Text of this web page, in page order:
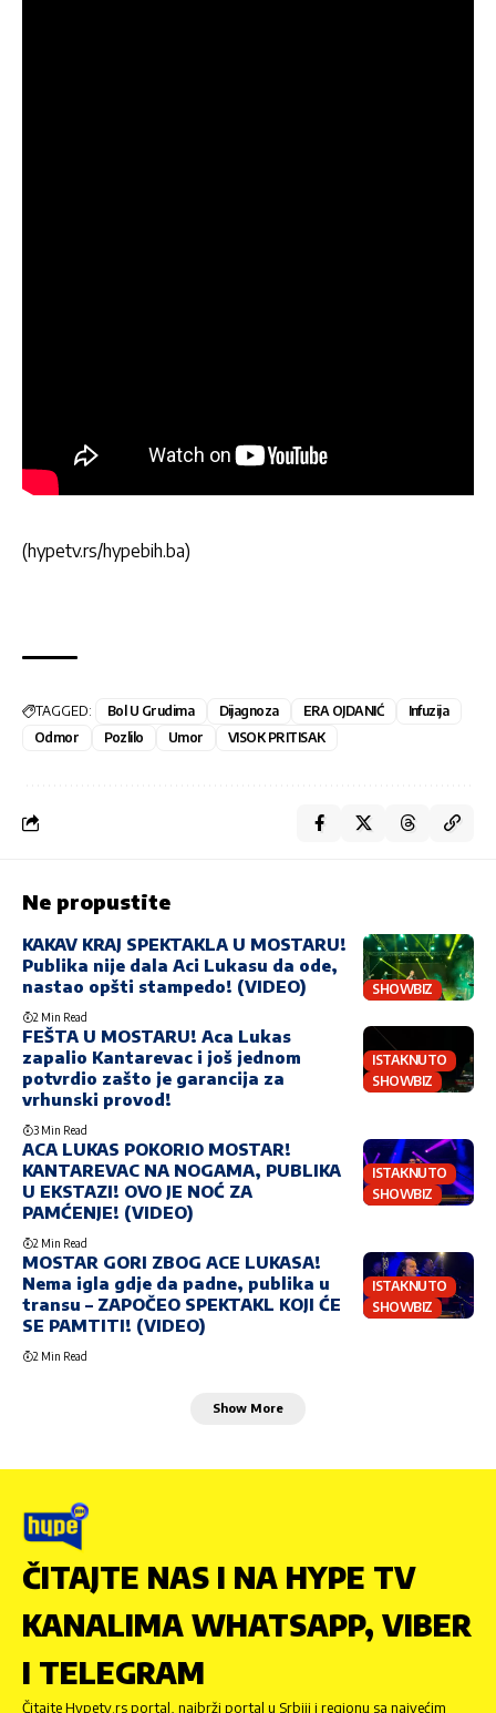
(hypetv.rs/hypebih.ba)
TAGGED: Bol U Grudima Dijagnoza ERA OJDANIĆ
Infuzija
Odmor
Pozlilo Umor VISOK PRITISAK
Ne propustite
SHOWBIZ
KAKAV KRAJ SPEKTAKLA U MOSTARU!
Publika nije dala Aci Lukasu da ode,
nastao opšti stampedo! (VIDEO)
2 Min Read
ISTAKNUTO
SHOWBIZ
FEŠTA U MOSTARU! Aca Lukas
zapalio Kantarevac i još jednom
potvrdio zašto je garancija za
vrhunski provod!
3 Min Read
ISTAKNUTO
SHOWBIZ
ACA LUKAS POKORIO MOSTAR!
KANTAREVAC NA NOGAMA, PUBLIKA
U EKSTAZI! OVO JE NOĆ ZA
PAMĆENJE! (VIDEO)
2 Min Read
ISTAKNUTO
SHOWBIZ
MOSTAR GORI ZBOG ACE LUKASA!
Nema igla gdje da padne, publika u
transu – ZAPOČEO SPEKTAKL KOJI ĆE
SE PAMTITI! (VIDEO)
2 Min Read
Show More
ČITAJTE NAS I NA HYPE TV
KANALIMA WHATSAPP, VIBER
I TELEGRAM
Čitajte Hypetv.rs portal, najbrži portal u Srbiji i regionu sa najvećim